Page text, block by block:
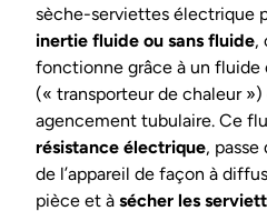
sèche-serviettes électrique
inertie fluide ou sans fluide,
fonctionne grâce à un fluide
(« transporteur de chaleur
agencement tubulaire. Ce
résistance électrique,
de l’appareil de façon à
pièce et à sécher les